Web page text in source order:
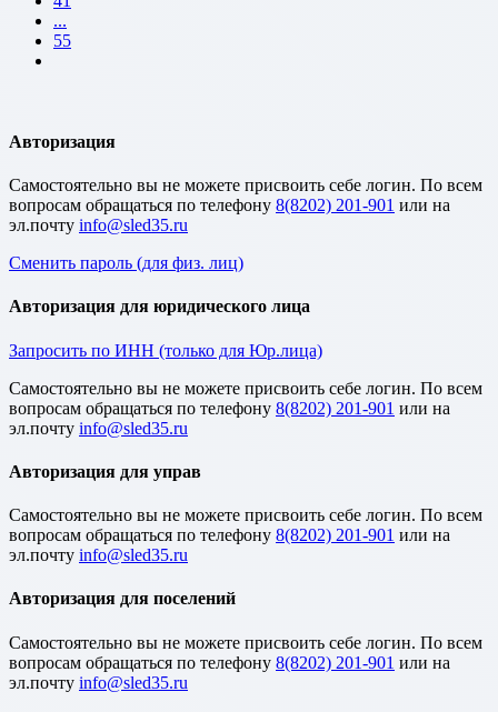
...
55
Авторизация
Cамостоятельно вы не можете присвоить себе логин. По всем
вопросам обращаться по телефону 8(8202) 201-901 или на
эл.почту
Сменить пароль (для физ. лиц)
Авторизация для юридического лица
Запросить по ИНН (только для Юр.лица)
Cамостоятельно вы не можете присвоить себе логин. По всем
вопросам обращаться по телефону 8(8202) 201-901 или на
эл.почту
Авторизация для управ
Cамостоятельно вы не можете присвоить себе логин. По всем
вопросам обращаться по телефону 8(8202) 201-901 или на
эл.почту
Авторизация для поселений
Cамостоятельно вы не можете присвоить себе логин. По всем
вопросам обращаться по телефону 8(8202) 201-901 или на
эл.почту